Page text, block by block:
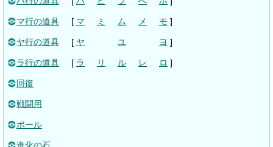
マ行の道具 [ マ ミ ム メ モ ]
ヤ行の道具 [ ヤ ユ ヨ ]
ラ行の道具 [ ラ リ ル レ ロ ]
回復
戦闘用
ボール